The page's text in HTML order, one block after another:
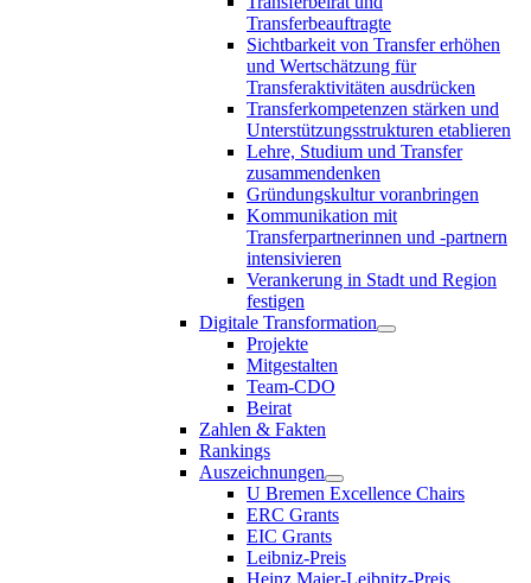
Transferbeauftragte
Sichtbarkeit von Transfer erhöhen
und Wertschätzung für
Transferaktivitäten ausdrücken
Transferkompetenzen stärken und
Unterstützungsstrukturen etablieren
Lehre, Studium und Transfer
zusammendenken
Gründungskultur voranbringen
Kommunikation mit
Transferpartnerinnen und -partnern
intensivieren
Verankerung in Stadt und Region
festigen
Digitale Transformation
Projekte
Mitgestalten
Team-CDO
Beirat
Zahlen & Fakten
Rankings
Auszeichnungen
U Bremen Excellence Chairs
ERC Grants
EIC Grants
Leibniz-Preis
Heinz Maier-Leibnitz-Preis